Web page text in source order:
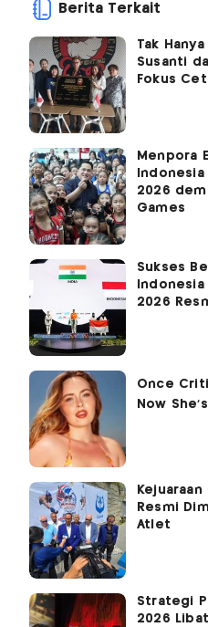
Berita Terkait
Tak
Susanti
Fokus
Menpora
2026
Games
Sukses
2026
Resmi
Atlet
Strategi
2026